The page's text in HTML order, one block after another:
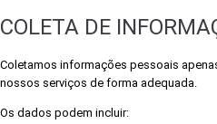
COLETA DE
Coletamos informações pessoais
nossos serviços de forma adequada.
Os dados podem incluir: